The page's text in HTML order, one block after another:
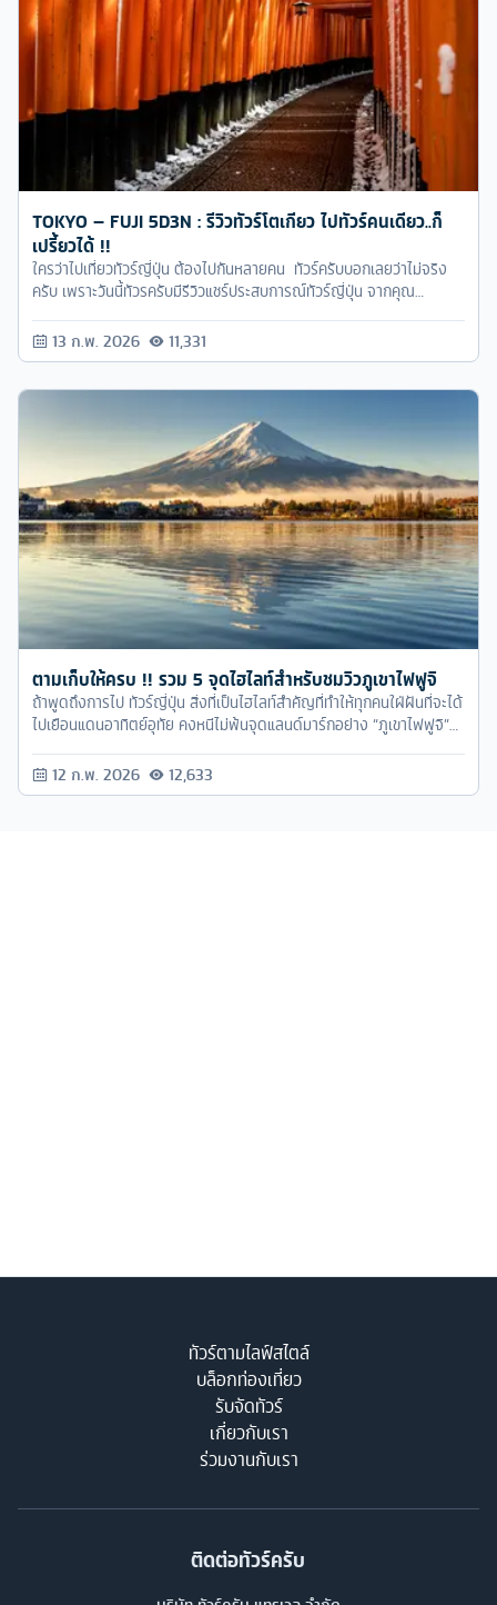
TOKYO – FUJI 5D3N : รีวิวทัวร์โตเกียว ไปทัวร์คนเดียว..ก็
เปรี้ยวได้ !!
ใครว่าไปเที่ยวทัวร์ญี่ปุ่น ต้องไปกันหลายคน ทัวร์ครับบอกเลยว่าไม่จริง
ครับ เพราะวันนี้ทัวรครับมีรีวิวแชร์ประสบการณ์ทัวร์ญี่ปุ่น จากคุณ
BOATTIDTIEW ที่จะพาทุกคนไปตะลอนทัวร์โตเกียว Solo เดี่ยวๆแบบจัด
เต็ม สะดวกสบาย ในราคาสุดคุ้ม!
13 ก.พ. 2026 11,331
ตามเก็บให้ครบ !! รวม 5 จุดไฮไลท์สำหรับชมวิวภูเขาไฟฟูจิ
ถ้าพูดถึงการไป ทัวร์ญี่ปุ่น สิ่งที่เป็นไฮไลท์สำคัญที่ทำให้ทุกคนใฝ่ฝันที่จะได้
ไปเยือนแดนอาทิตย์อุทัย คงหนีไม่พ้นจุดแลนด์มาร์กอย่าง “ภูเขาไฟฟูจิ”
แล้วถ้ายิ่งเป็นช่วงปลายปี - ต้นปี ที่เราจะได้เห็น “ฟูจิซัง” ใส่หมวกสีขาวสุด
สวยแล้วนั้น ยิ่งทำให้พลาดไม่ได้เลยจริงๆ
12 ก.พ. 2026 12,633
ทัวร์ตามไลฟ์สไตล์
บล็อกท่องเที่ยว
รับจัดทัวร์
เกี่ยวกับเรา
ร่วมงานกับเรา
ติดต่อทัวร์ครับ